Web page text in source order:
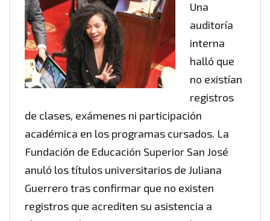
Una
auditoría
interna
halló que
no existían
registros
de clases, exámenes ni participación
académica en los programas cursados. La
Fundación de Educación Superior San José
anuló los títulos universitarios de Juliana
Guerrero tras confirmar que no existen
registros que acrediten su asistencia a